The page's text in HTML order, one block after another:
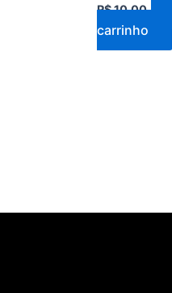
R$10,00
carrinho